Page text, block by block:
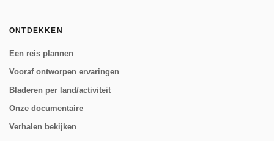
ONTDEKKEN
Een reis plannen
Vooraf ontworpen ervaringen
Bladeren per land/activiteit
Onze documentaire
Verhalen bekijken